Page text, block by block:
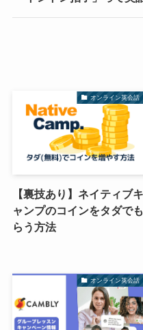
オンライン英会話
【裏技あり】ネイティブキ
ャンプのコインをタダでも
らう方法
オンライン英会話